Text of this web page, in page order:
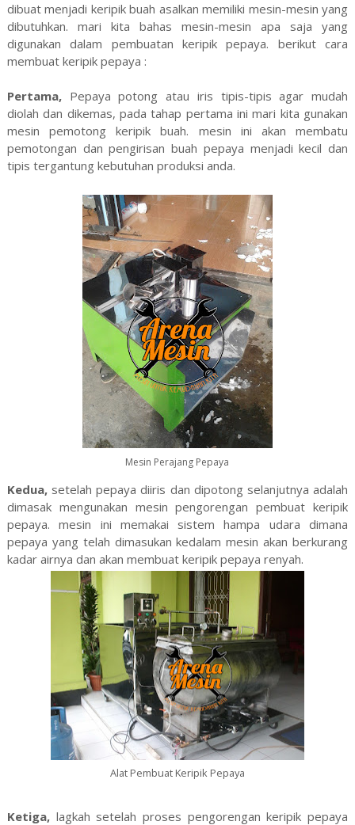
dibuat menjadi keripik buah asalkan memiliki mesin-mesin yang
dibutuhkan. mari kita bahas mesin-mesin apa saja yang
digunakan dalam pembuatan keripik pepaya. berikut cara
membuat keripik pepaya :
Pertama,Pepaya potong atau iris tipis-tipis agar mudah
diolah dan dikemas, pada tahap pertama ini mari kita gunakan
mesin pemotong keripik buah. mesin ini akan membatu
pemotongan dan pengirisan buah pepaya menjadi kecil dan
tipis tergantung kebutuhan produksi anda.
Mesin Perajang Pepaya
Kedua,setelah pepaya diiris dan dipotong selanjutnya adalah
dimasak mengunakan mesin pengorengan pembuat keripik
pepaya. mesin ini memakai sistem hampa udara dimana
pepaya yang telah dimasukan kedalam mesin akan berkurang
kadar airnya dan akan membuat keripik pepaya renyah.
Alat Pembuat Keripik Pepaya
Ketiga,lagkah setelah proses pengorengan keripik pepaya